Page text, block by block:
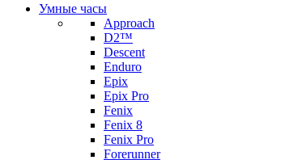
Умные часы
Approach
D2™
Descent
Enduro
Epix
Epix Pro
Fenix
Fenix 8
Fenix Pro
Forerunner